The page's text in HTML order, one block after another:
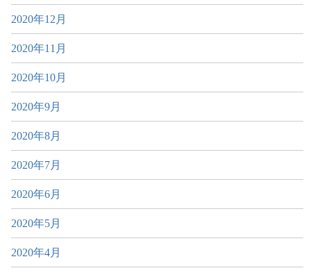
2020年12月
2020年11月
2020年10月
2020年9月
2020年8月
2020年7月
2020年6月
2020年5月
2020年4月